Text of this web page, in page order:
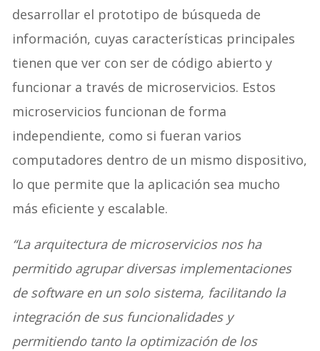
desarrollar el prototipo de búsqueda de
información, cuyas características principales
tienen que ver con ser de código abierto y
funcionar a través de microservicios. Estos
microservicios funcionan de forma
independiente, como si fueran varios
computadores dentro de un mismo dispositivo,
lo que permite que la aplicación sea mucho
más eficiente y escalable.
“La arquitectura de microservicios nos ha
permitido agrupar diversas implementaciones
de software en un solo sistema, facilitando la
integración de sus funcionalidades y
permitiendo tanto la optimización de los